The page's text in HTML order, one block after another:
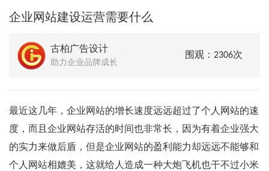
企业网站建设运营需要什么
古柏广告设计
助力企业品牌成长
围观：2306次
最近这几年，企业网站的增长速度远远超过了个人网站的速
度，而且企业网站存活的时间也非常长，因为有着企业强大
的实力来做后盾，但是企业网站的盈利能力却远远不能够和
个人网站相媲美，这就给人造成一种大炮飞机也干不过小米